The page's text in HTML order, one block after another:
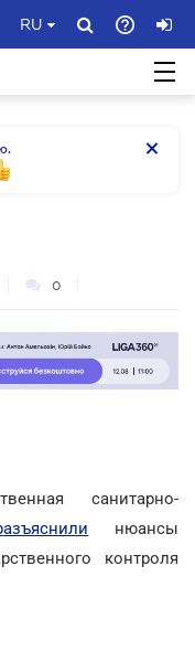
RU
0
санитарно-
нюансы
контроля